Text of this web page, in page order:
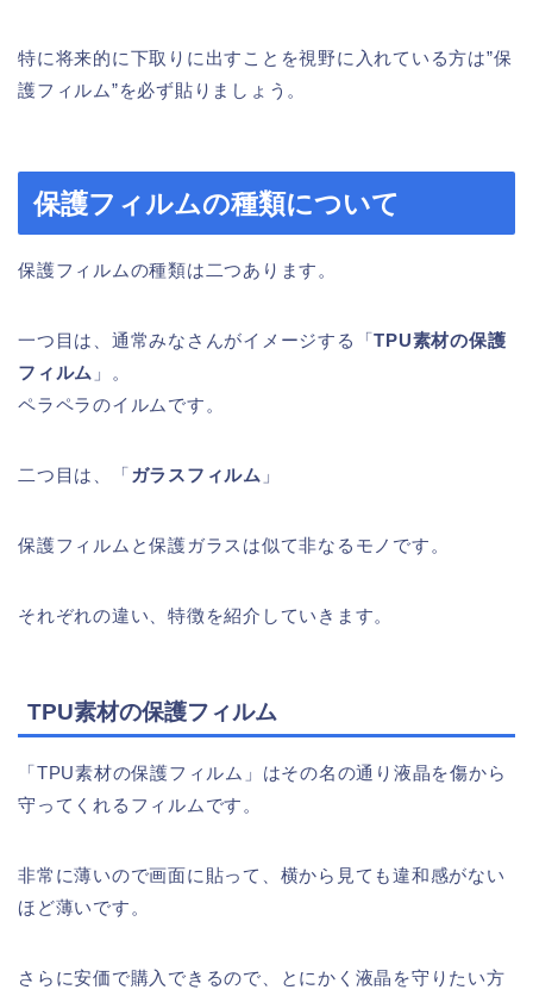
特に将来的に下取りに出すことを視野に入れている方は”保
護フィルム”を必ず貼りましょう。
保護フィルムの種類について
保護フィルムの種類は二つあります。
一つ目は、通常みなさんがイメージする「TPU素材の保護
フィルム 」。
ペラペラのイルムです。
二つ目は、「 ガラスフィルム 」
保護フィルムと保護ガラスは似て非なるモノです。
それぞれの違い、特徴を紹介していきます。
TPU素材の保護フィルム
「TPU素材の保護フィルム」はその名の通り液晶を傷から
守ってくれるフィルムです。
非常に薄いので画面に貼って、横から見ても違和感がない
ほど薄いです。
さらに安価で購入できるので、とにかく液晶を守りたい方